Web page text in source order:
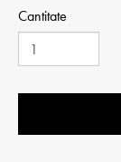
Cantitate